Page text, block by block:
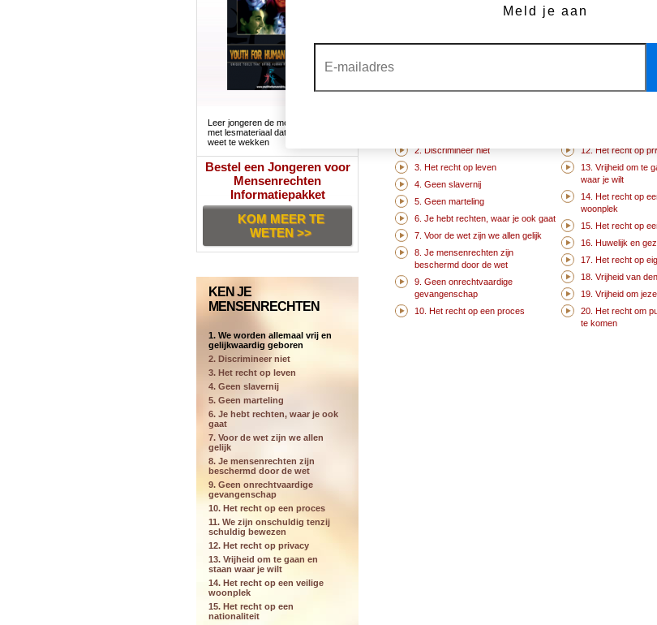
Leer jongeren de mensenrechten
met lesmateriaal dat hun interesse
weet te wekken
Bestel een Jongeren voor
Mensenrechten
Informatiepakket
KOM MEER TE
WETEN >>
KEN JE
MENSENRECHTEN
1. We worden allemaal vrij en
gelijkwaardig geboren
2. Discrimineer niet
3. Het recht op leven
4. Geen slavernij
5. Geen marteling
6. Je hebt rechten, waar je ook
gaat
7. Voor de wet zijn we allen
gelijk
8. Je mensenrechten zijn
beschermd door de wet
9. Geen onrechtvaardige
gevangenschap
10. Het recht op een proces
11. We zijn onschuldig tenzij
schuldig bewezen
12. Het recht op privacy
13. Vrijheid om te gaan en
staan waar je wilt
14. Het recht op een veilige
woonplek
15. Het recht op een
nationaliteit
We worden allemaal vrij gelijkwaardig geboren
2. Discrimineer niet
3. Het recht op leven
4. Geen slavernij
5. Geen marteling
6. Je hebt rechten, waar je ook gaat
7. Voor de wet zijn we allen gelijk
8. Je mensenrechten zijn
beschermd door de wet
9. Geen onrechtvaardige
gevangenschap
10. Het recht op een proces
12. Het recht op
13. Vrijheid om te
waar je wilt
14. Het recht op
woonplek
15. Het recht op
16. Huwelijk en
17. Het recht op
18. Vrijheid van
19. Vrijheid om
20. Het recht om
te komen
Meld je aan